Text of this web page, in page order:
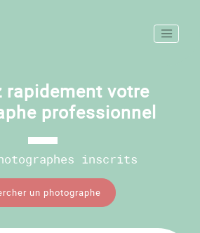
rapidement votre
professionnel
inscrits
un photographe